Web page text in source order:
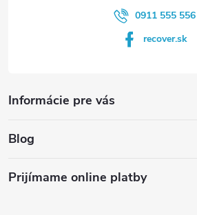
0911 555 556
recover.sk
Informácie pre vás
Blog
Prijímame online platby